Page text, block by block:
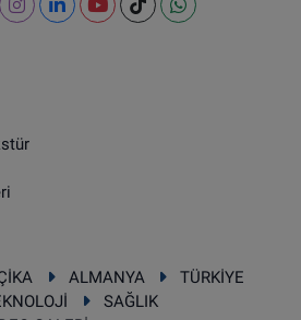
ALMANYA
TÜRKİYE
SAĞLIK